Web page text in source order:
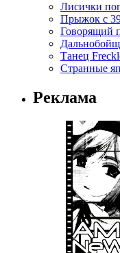
Лисички
Прыжок с
Говорящий
Танец
Странные
Реклама